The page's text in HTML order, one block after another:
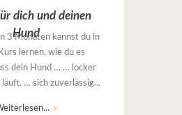
dich und deinen
Hund
3 Monaten kannst du in
lernen, wie du es
dein Hund … … locker
läuft. … sich zuverlässig...